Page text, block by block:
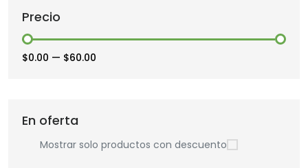
Precio
$0.00 — $60.00
En oferta
Mostrar solo productos con descuento